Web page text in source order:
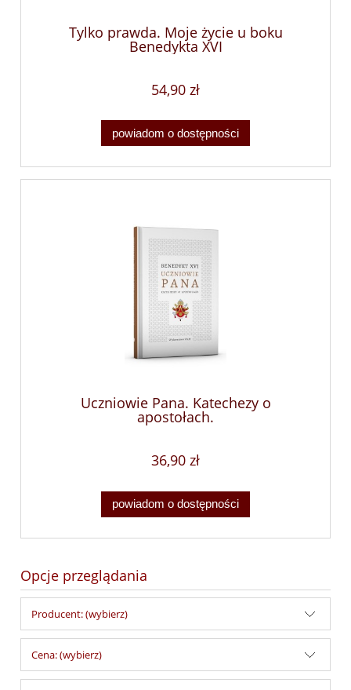
Tylko prawda. Moje życie u boku
Benedykta XVI
54,90 zł
powiadom o dostępności
Uczniowie Pana. Katechezy o
apostołach.
36,90 zł
powiadom o dostępności
Opcje przeglądania
Producent: (wybierz)
Cena: (wybierz)